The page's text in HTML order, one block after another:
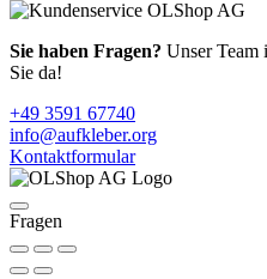
Sie haben Fragen? Unser Team
Sie da!
+49 3591 67740
info@aufkleber.org
Kontaktformular
Fragen